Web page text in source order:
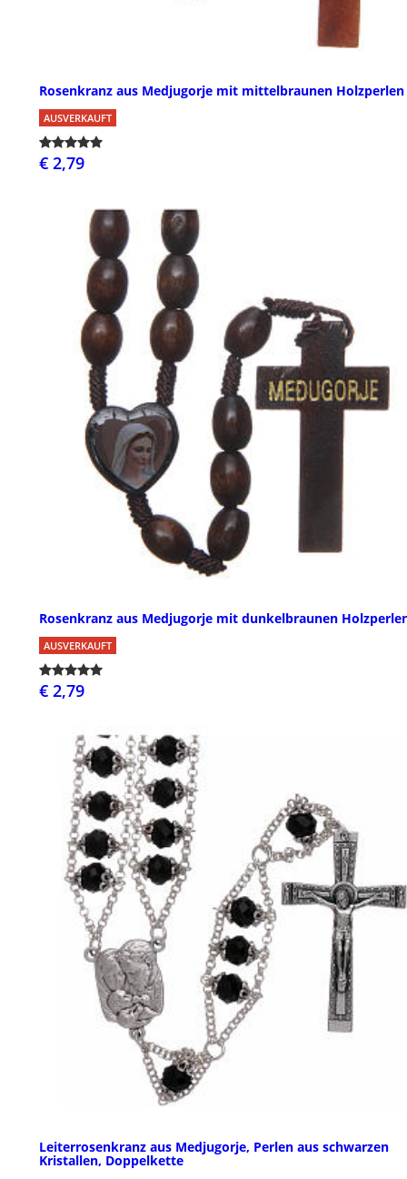
Rosenkranz aus Medjugorje mit mittelbraunen Holzperlen
AUSVERKAUFT
€ 2,79
Rosenkranz aus Medjugorje mit dunkelbraunen
AUSVERKAUFT
€ 2,79
Leiterrosenkranz aus Medjugorje, Perlen aus schwarzen
Kristallen, Doppelkette